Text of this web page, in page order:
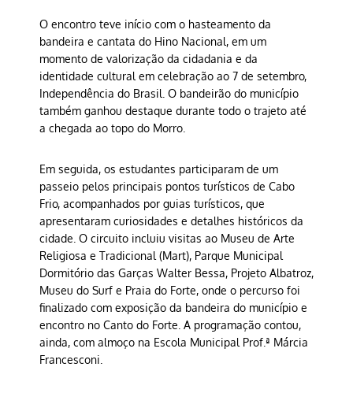
O encontro teve início com o hasteamento da
bandeira e cantata do Hino Nacional, em um
momento de valorização da cidadania e da
identidade cultural em celebração ao 7 de setembro,
Independência do Brasil. O bandeirão do município
também ganhou destaque durante todo o trajeto até
a chegada ao topo do Morro.
Em seguida, os estudantes participaram de um
passeio pelos principais pontos turísticos de Cabo
Frio, acompanhados por guias turísticos, que
apresentaram curiosidades e detalhes históricos da
cidade. O circuito incluiu visitas ao Museu de Arte
Religiosa e Tradicional (Mart), Parque Municipal
Dormitório das Garças Walter Bessa, Projeto Albatroz,
Museu do Surf e Praia do Forte, onde o percurso foi
finalizado com exposição da bandeira do município e
encontro no Canto do Forte. A programação contou,
ainda, com almoço na Escola Municipal Prof.ª Márcia
Francesconi.